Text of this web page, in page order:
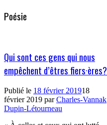
Poésie
Qui sont ces gens qui nous
empêchent d’êtres fiers·ères?
Publié le 18 février 201918
février 2019 parCharles-Vannak
Dupin-Létourneau